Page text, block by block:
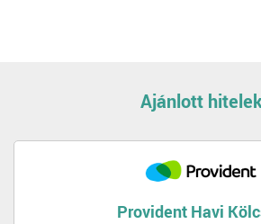
Ajánlott
Provident Havi